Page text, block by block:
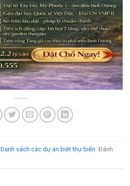
Danh sách các dự án biệt thự biển. Đánh